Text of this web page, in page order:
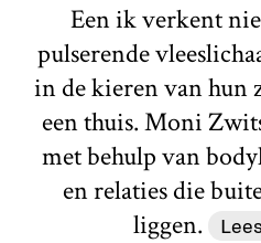
Een ik verkent
pulserende
in de kieren van hun
een thuis. Moni
met behulp van
en relaties die
liggen.